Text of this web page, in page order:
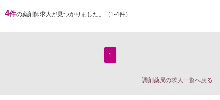
4件の薬剤師求人が見つかりました。（1-4件）
1
調剤薬局の求人一覧へ戻る